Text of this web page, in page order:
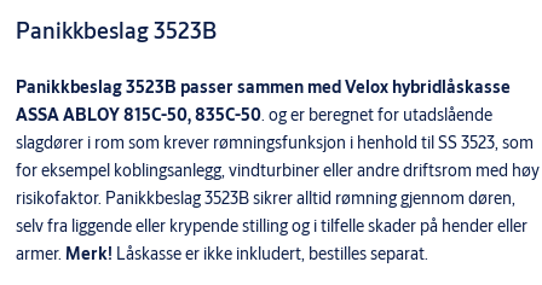
Panikkbeslag 3523B
Panikkbeslag 3523B passer sammen med Velox hybridlåskasse
ASSA ABLOY 815C-50, 835C-50. og er beregnet for utadslående
slagdører i rom som krever rømningsfunksjon i henhold til SS 3523, som
for eksempel koblingsanlegg, vindturbiner eller andre driftsrom med høy
risikofaktor. Panikkbeslag 3523B sikrer alltid rømning gjennom døren,
selv fra liggende eller krypende stilling og i tilfelle skader på hender eller
armer. Merk! Låskasse er ikke inkludert, bestilles separat.